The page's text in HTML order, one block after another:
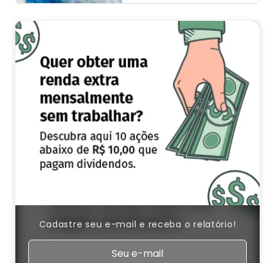
Cadastre seu e-mail e receba o relatório!